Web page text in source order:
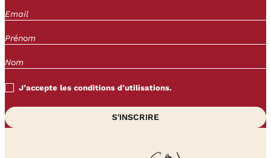
J’accepte les conditions d’utilisations.